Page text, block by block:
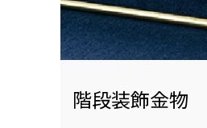
階段装飾金物